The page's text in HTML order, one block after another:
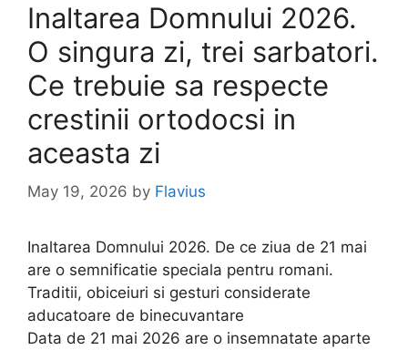
Inaltarea Domnului 2026.
O singura zi, trei sarbatori.
Ce trebuie sa respecte
crestinii ortodocsi in
aceasta zi
May 19, 2026 by Flavius
Inaltarea Domnului 2026. De ce ziua de 21 mai
are o semnificatie speciala pentru romani.
Traditii, obiceiuri si gesturi considerate
aducatoare de binecuvantare
Data de 21 mai 2026 are o insemnatate aparte